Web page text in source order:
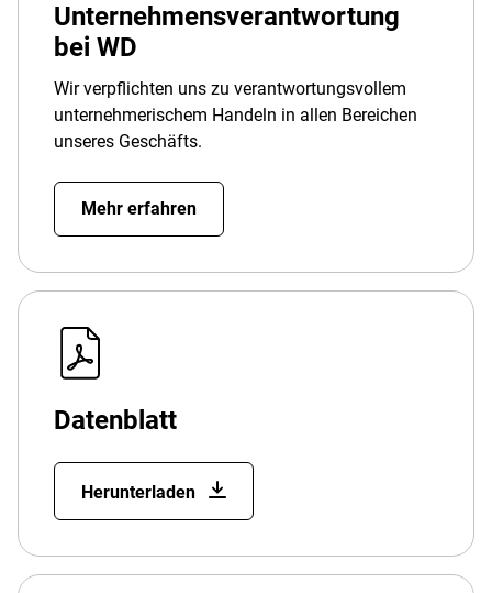
Unternehmensverantwortung
bei WD
Wir verpflichten uns zu verantwortungsvollem
unternehmerischem Handeln in allen Bereichen
unseres Geschäfts.
Mehr erfahren
Datenblatt
Herunterladen